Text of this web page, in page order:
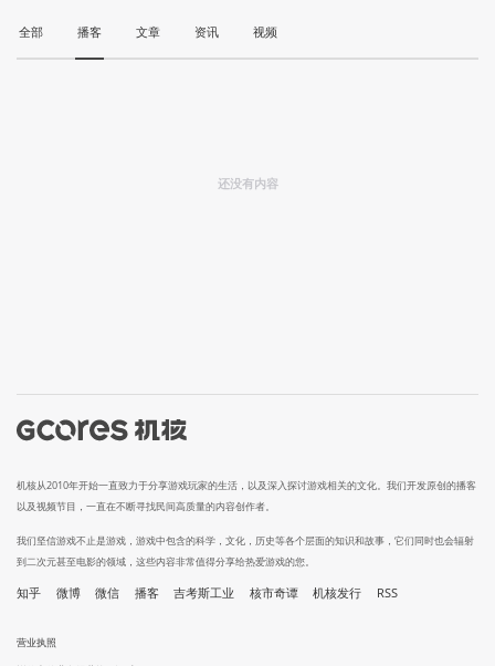
全部 播客 文章 资讯 视频
还没有内容
机核从2010年开始一直致力于分享游戏玩家的生活，以及深入探讨游戏相关的文化。我们开发原创的播客
以及视频节目，一直在不断寻找民间高质量的内容创作者。
我们坚信游戏不止是游戏，游戏中包含的科学，文化，历史等各个层面的知识和故事，它们同时也会辐射
到二次元甚至电影的领域，这些内容非常值得分享给热爱游戏的您。
知乎 微博 微信 播客 吉考斯工业 核市奇谭 机核发行 RSS
营业执照